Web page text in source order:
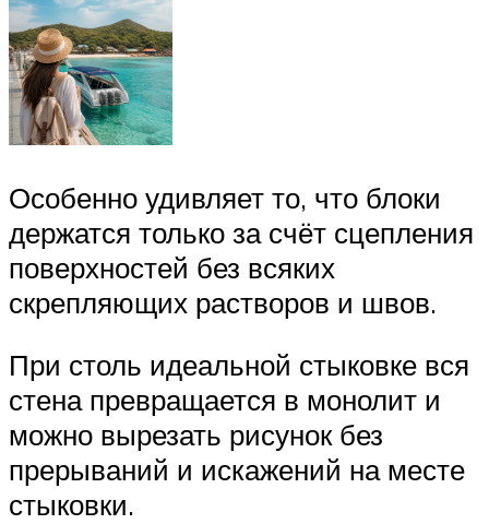
Особенно удивляет то, что блоки
держатся только за счёт сцепления
поверхностей без всяких
скрепляющих растворов и швов.
При столь идеальной стыковке вся
стена превращается в монолит и
можно вырезать рисунок без
прерываний и искажений на месте
стыковки.